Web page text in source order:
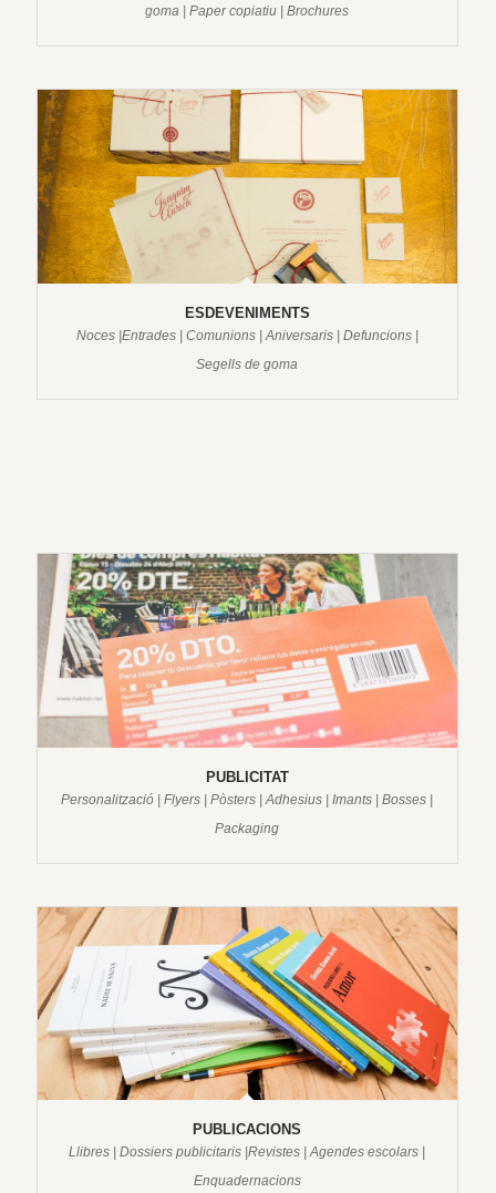
goma | Paper copiatiu | Brochures
ESDEVENIMENTS
Noces |Entrades | Comunions | Aniversaris | Defuncions |
Segells de goma
PUBLICITAT
Personalització | Flyers | Pòsters | Adhesius | Imants | Bosses |
Packaging
PUBLICACIONS
Llibres | Dossiers publicitaris |Revistes | Agendes escolars |
Enquadernacions